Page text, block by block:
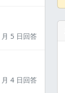
5 日回答
4 日回答